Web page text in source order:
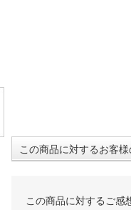
この商品に対するお客
この商品に対するご感